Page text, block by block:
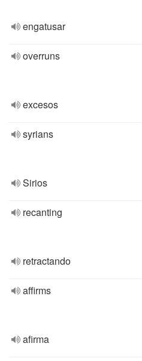
engatusar
overruns
excesos
syrians
Sirios
recanting
retractando
affirms
afirma